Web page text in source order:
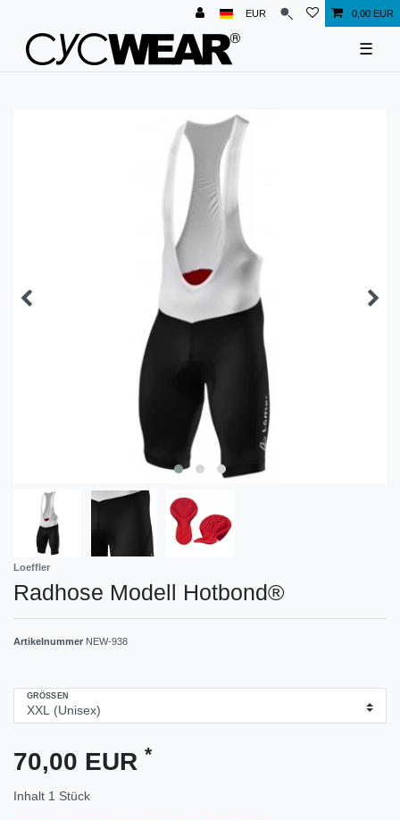
EUR 0,00 EUR
☰
Loeffler
Radhose Modell Hotbond®
Artikelnummer NEW-938
GRÖSSEN
70,00 EUR *
Inhalt 1 Stück